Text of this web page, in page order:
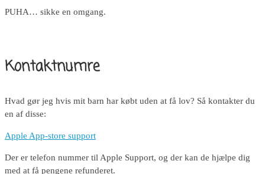
PUHA… sikke en omgang.
Kontaktnumre
Hvad gør jeg hvis mit barn har købt uden at få lov? Så kontakter du
en af disse:
Apple App-store support
Der er telefon nummer til Apple Support, og der kan de hjælpe dig
med at få pengene refunderet.